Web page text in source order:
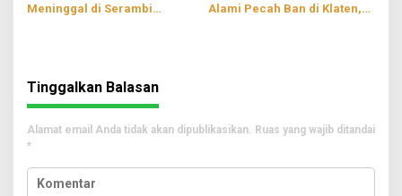
Meninggal di Serambi
Alami Pecah Ban di Klaten,
Tinggalkan Balasan
Alamat email Anda tidak akan dipublikasikan. Ruas yang wajib ditandai
*